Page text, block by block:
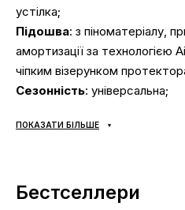
устілка;
Підошва: з піноматеріалу,
амортизації за технологією
чіпким візерунком
Сезонність: універсальна;
Доставка:наложка «Нова
Оплата:
Jordan будь-яким зручним
ПОКАЗАТИ БІЛЬШЕ
Бестселлери